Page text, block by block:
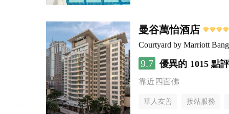
曼谷萬怡酒店
Courtyard by Marriott
9.7 優異的 1015 點評
靠近四面佛
華人友善 接站服務